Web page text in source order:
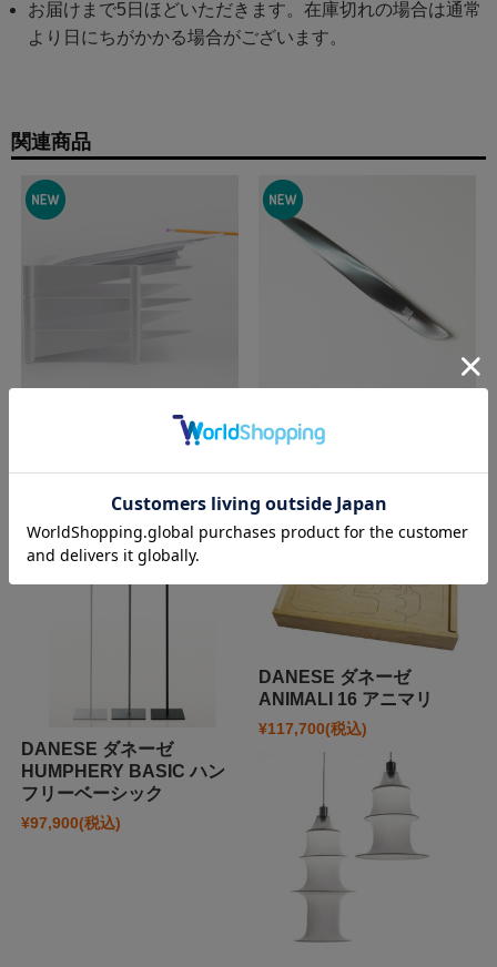
お届けまで5日ほどいただきます。在庫切れの場合は通常
より日にちがかかる場合がございます。
関連商品
【DANESE/ダネーゼ】 ス
マトラ SUMATRA ペーパ
メラント AMELAND ペー
DANESE ダネーゼ
HUMPHERY BASIC ハン
フリーベーシック
¥97,900(税込)
DANESE ダネーゼ
ANIMALI 16 アニマリ
¥117,700(税込)